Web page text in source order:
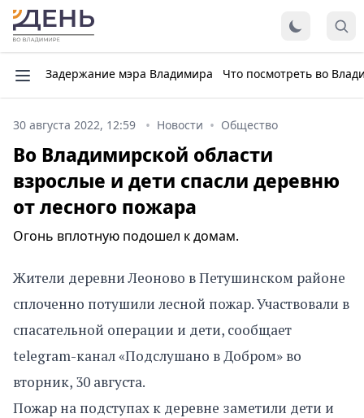
Задержание мэра Владимира Что посмотреть во
30 августа 2022, 12:59 Новости Общество
Во Владимирской области
взрослые и дети спасли деревню
от лесного пожара
Огонь вплотную подошел к домам.
Жители деревни Леоново в Петушинском районе
сплоченно потушили лесной пожар. Участвовали в
спасательной операции и дети, сообщает
telegram-канал «Подслушано в Добром» во
вторник, 30 августа.
Пожар на подступах к деревне заметили дети и